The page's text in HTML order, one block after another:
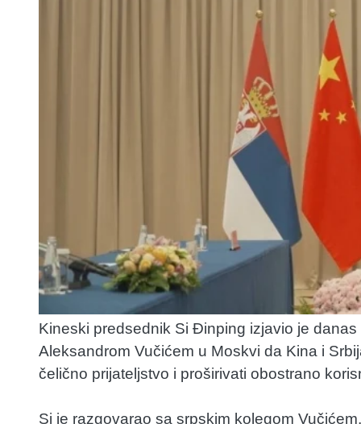
Kineski predsednik Si Đinping izjavio je
Aleksandrom Vučićem u Moskvi da Kina i
čelično prijateljstvo i proširivati obostrano
Si je razgovarao sa srpskim kolegom